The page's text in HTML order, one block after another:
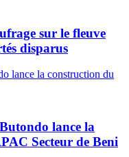
sur le fleuve
disparus
lance la
Secteur de Beni